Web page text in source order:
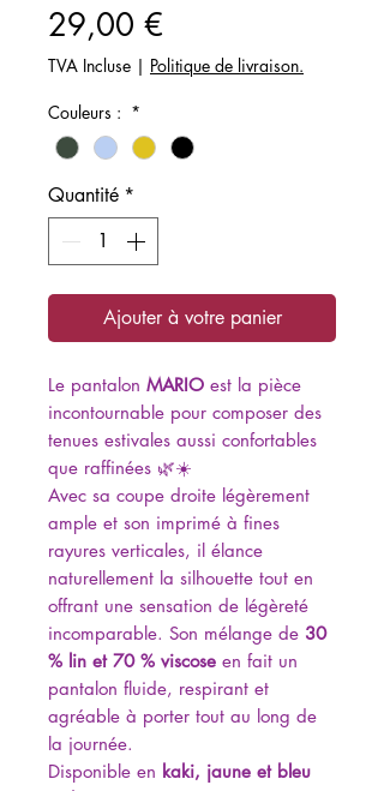
29,00 €
TVA Incluse | Politique de livraison.
Couleurs : *
Quantité *
Ajouter à votre panier
Le pantalon MARIO est la pièce
incontournable pour composer des
tenues estivales aussi confortables
que raffinées 🌿☀️
Avec sa coupe droite légèrement
ample et son imprimé à fines
rayures verticales, il élance
naturellement la silhouette tout en
offrant une sensation de légèreté
incomparable. Son mélange de 30
% lin et 70 % viscose en fait un
pantalon fluide, respirant et
agréable à porter tout au long de
la journée.
Disponible en kaki, jaune et bleu